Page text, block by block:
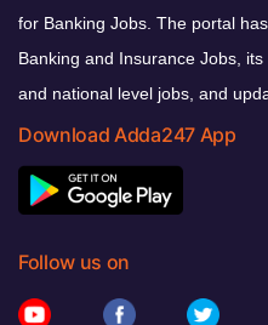
for Banking Jobs. The portal
Banking and Insurance Jobs,
and national level jobs, and
Download Adda247 App
Follow us on